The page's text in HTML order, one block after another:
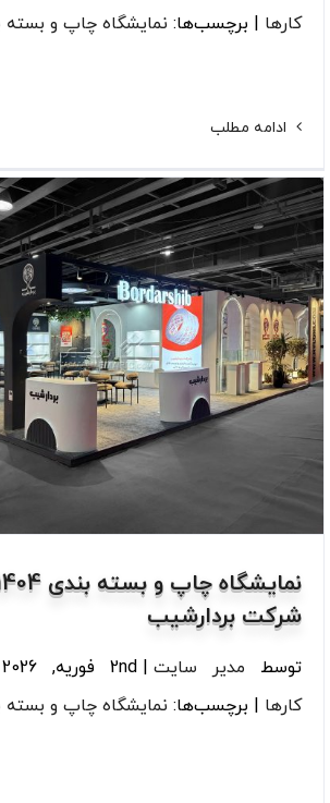
کارها
برچسب‌ها: نمایشگاه چاپ و بسته
ادامه مطلب
شرکت بردارشیب
توسط مدیر سایت 2nd فوریه, 2026
کارها
برچسب‌ها: نمایشگاه چاپ و بسته